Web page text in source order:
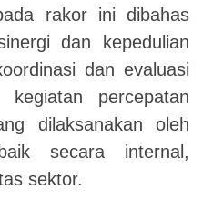
rakor ini dibahas
dan kepedulian
dan evaluasi
kegiatan percepatan
dilaksanakan oleh
secara internal,
sektor.